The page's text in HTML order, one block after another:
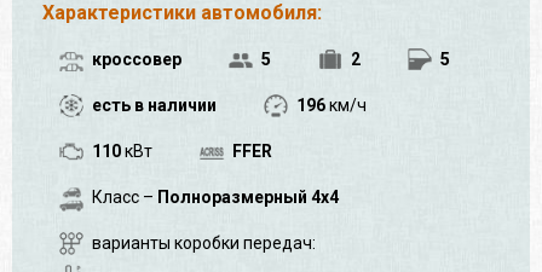
Характеристики автомобиля:
кроссовер 5 2 5
есть в наличии 196км/ч
110кВт FFER
Класс – Полноразмерный 4x4
варианты коробки передач: